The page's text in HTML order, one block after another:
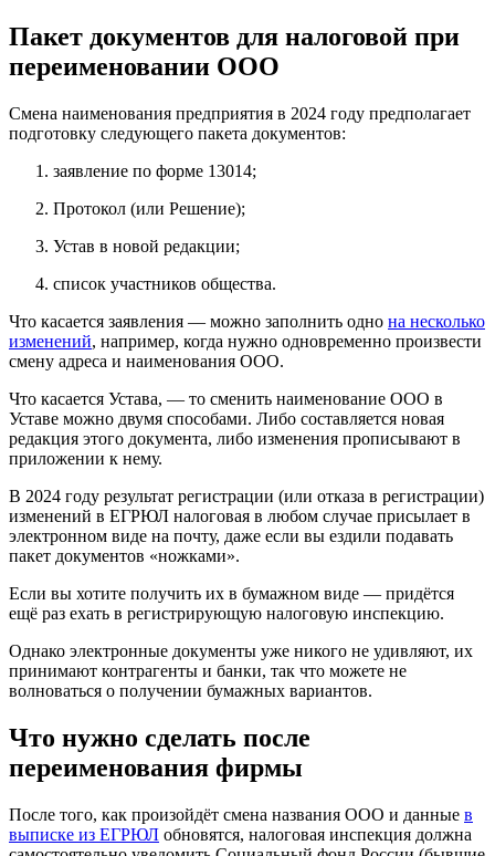
Пакет документов для налоговой при
переименовании ООО
Смена наименования предприятия в 2024 году предполагает
подготовку следующего пакета документов:
заявление по форме 13014;
Протокол (или Решение);
Устав в новой редакции;
список участников общества.
Что касается заявления — можно заполнить одно на несколько
изменений, например, когда нужно одновременно произвести
смену адреса и наименования ООО.
Что касается Устава, — то сменить наименование ООО в
Уставе можно двумя способами. Либо составляется новая
редакция этого документа, либо изменения прописывают в
приложении к нему.
В 2024 году результат регистрации (или отказа в регистрации)
изменений в ЕГРЮЛ налоговая в любом случае присылает в
электронном виде на почту, даже если вы ездили подавать
пакет документов «ножками».
Если вы хотите получить их в бумажном виде — придётся
ещё раз ехать в регистрирующую налоговую инспекцию.
Однако электронные документы уже никого не удивляют, их
принимают контрагенты и банки, так что можете не
волноваться о получении бумажных вариантов.
Что нужно сделать после
переименования фирмы
После того, как произойдёт смена названия ООО и данные в
выписке из ЕГРЮЛ обновятся, налоговая инспекция должна